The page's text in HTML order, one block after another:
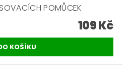
POMŮCEK
109 Kč